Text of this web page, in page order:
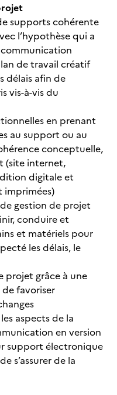
supports cohérente
l’hypothèse qui a
de travail créatif
délais afin de
vis-à-vis du
en prenant
au support ou au
conceptuelle,
(site internet,
digitale et
imprimées)
gestion de projet
conduire et
et matériels pour
les délais, le
projet grâce à une
favoriser
aspects de la
en version
support électronique
s’assurer de la